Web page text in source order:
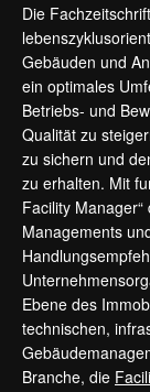
Die
Gebäuden und
ein optimales
Betriebs- und
Qualität zu
zu sichern und
zu erhalten. Mit
Facility
Managements
Ebene des
technischen,
Branche, die